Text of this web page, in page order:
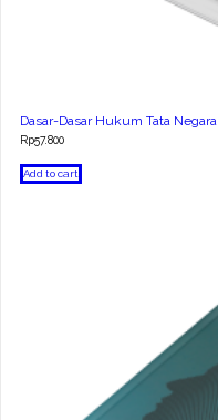
Dasar-Dasar Hukum Tata Negara
Rp57.800
Add to cart